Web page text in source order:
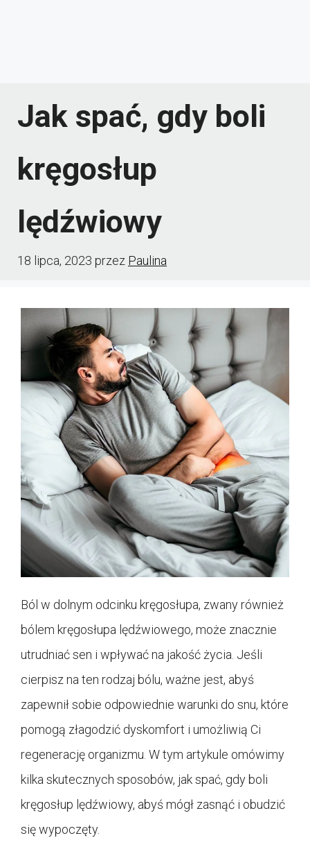
Jak spać, gdy boli
kręgosłup
lędźwiowy
18 lipca, 2023 przez Paulina
Ból w dolnym odcinku kręgosłupa, zwany również
bólem kręgosłupa lędźwiowego, może znacznie
utrudniać sen i wpływać na jakość życia. Jeśli
cierpisz na ten rodzaj bólu, ważne jest, abyś
zapewnił sobie odpowiednie warunki do snu, które
pomogą złagodzić dyskomfort i umożliwią Ci
regenerację organizmu. W tym artykule omówimy
kilka skutecznych sposobów, jak spać, gdy boli
kręgosłup lędźwiowy, abyś mógł zasnąć i obudzić
się wypoczęty.